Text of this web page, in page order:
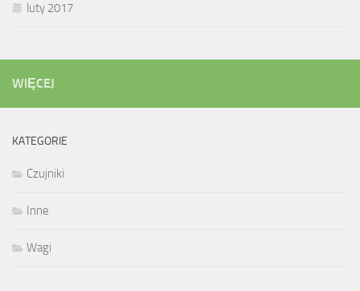
luty 2017
WIĘCEJ
KATEGORIE
Czujniki
Inne
Wagi